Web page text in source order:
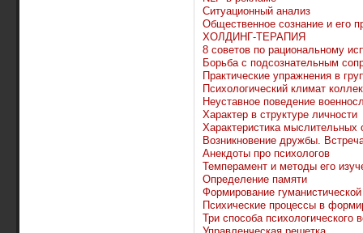
Ситуационный анализ
Общественное сознание и его
ХОЛДИНГ-ТЕРАПИЯ
8 советов по рациональному
Борьба с подсознательным
Практические упражнения в
Психологический климат
Неуставное поведение
Характер в структуре личности
Характеристика мыслительных
Возникновение дружбы.
Анекдоты про психологов
Темперамент и методы его
Определение памяти
Формирование
Психические процессы в
Три способа психологического